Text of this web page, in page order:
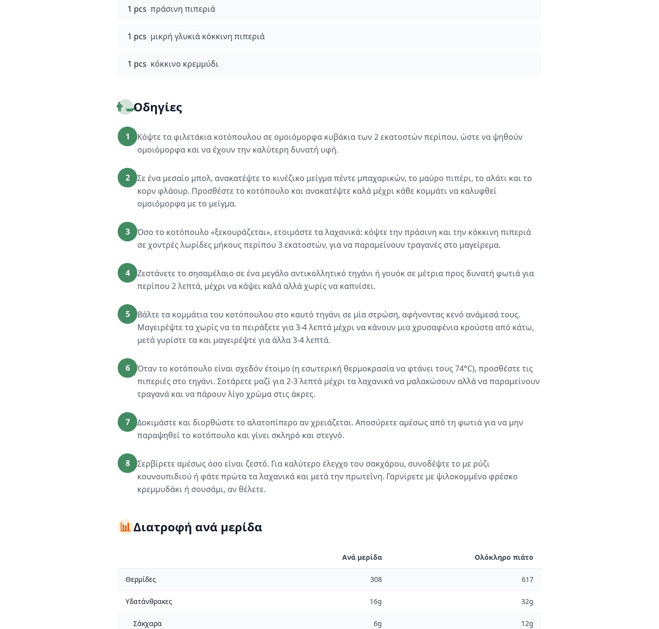
1 pcs πράσινη πιπεριά
1 pcs μικρή γλυκιά κόκκινη πιπεριά
1 pcs κόκκινο κρεμμύδι
👨‍🍳Οδηγίες
1
Κόψτε τα φιλετάκια κοτόπουλου σε ομοιόμορφα κυβάκια των 2 εκατοστών περίπου, ώστε να ψηθούν
ομοιόμορφα και να έχουν την καλύτερη δυνατή υφή.
2
Σε ένα μεσαίο μπολ, ανακατέψτε το κινέζικο μείγμα πέντε μπαχαρικών, το μαύρο πιπέρι, το αλάτι και το
κορν φλάουρ. Προσθέστε το κοτόπουλο και ανακατέψτε καλά μέχρι κάθε κομμάτι να καλυφθεί
ομοιόμορφα με το μείγμα.
3
Όσο το κοτόπουλο «ξεκουράζεται», ετοιμάστε τα λαχανικά: κόψτε την πράσινη και την κόκκινη πιπεριά
σε χοντρές λωρίδες μήκους περίπου 3 εκατοστών, για να παραμείνουν τραγανές στο μαγείρεμα.
4
Ζεστάνετε το σησαμέλαιο σε ένα μεγάλο αντικολλητικό τηγάνι ή γουόκ σε μέτρια προς δυνατή φωτιά για
περίπου 2 λεπτά, μέχρι να κάψει καλά αλλά χωρίς να καπνίσει.
5
Βάλτε τα κομμάτια του κοτόπουλου στο καυτό τηγάνι σε μία στρώση, αφήνοντας κενό ανάμεσά τους.
Μαγειρέψτε τα χωρίς να τα πειράξετε για 3-4 λεπτά μέχρι να κάνουν μια χρυσαφένια κρούστα από κάτω,
μετά γυρίστε τα και μαγειρέψτε για άλλα 3-4 λεπτά.
6
Όταν το κοτόπουλο είναι σχεδόν έτοιμο (η εσωτερική θερμοκρασία να φτάνει τους 74°C), προσθέστε τις
πιπεριές στο τηγάνι. Σοτάρετε μαζί για 2-3 λεπτά μέχρι τα λαχανικά να μαλακώσουν αλλά να παραμείνουν
τραγανά και να πάρουν λίγο χρώμα στις άκρες.
7
Δοκιμάστε και διορθώστε το αλατοπίπερο αν χρειάζεται. Αποσύρετε αμέσως από τη φωτιά για να μην
παραψηθεί το κοτόπουλο και γίνει σκληρό και στεγνό.
8
Σερβίρετε αμέσως όσο είναι ζεστό. Για καλύτερο έλεγχο του σακχάρου, συνοδέψτε το με ρύζι
κουνουπιδιού ή φάτε πρώτα τα λαχανικά και μετά την πρωτεΐνη. Γαρνίρετε με ψιλοκομμένο φρέσκο
κρεμμυδάκι ή σουσάμι, αν θέλετε.
📊Διατροφή ανά μερίδα
Ανά μερίδα Ολόκληρο πιάτο
Θερμίδες 308 617
Υδατάνθρακες 16g 32g
Σάκχαρα 6g 12g